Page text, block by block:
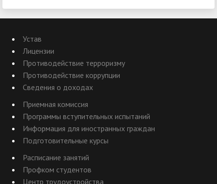
Устав
Лицензии
Противодействие терроризму
Противодействие коррупции
Сведения о доходах
Приемная комиссия
Программы вступительных испытаний
Информация для иностранных граждан
Подготовительные курсы
Расписание занятий
Профком студентов
Центр трудоустройства